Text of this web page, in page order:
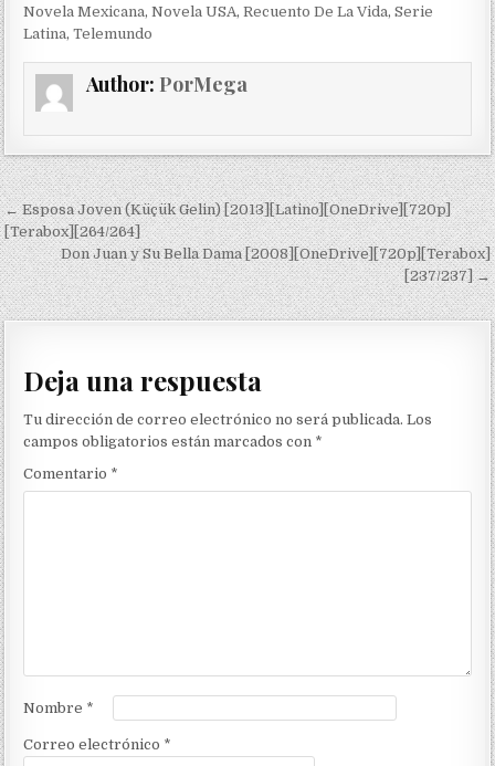
Novela Mexicana,Novela USA,Recuento De La Vida,Serie
Latina,Telemundo
Author: PorMega
Navegación de entradas
← Esposa Joven (Küçük Gelin) [2013][Latino][OneDrive][720p]
[Terabox][264/264]
Don Juan y Su Bella Dama [2008][OneDrive][720p][Terabox]
[237/237] →
Deja una respuesta
Tu dirección de correo electrónico no será publicada. Los
campos obligatorios están marcados con *
Comentario *
Nombre *
Correo electrónico *